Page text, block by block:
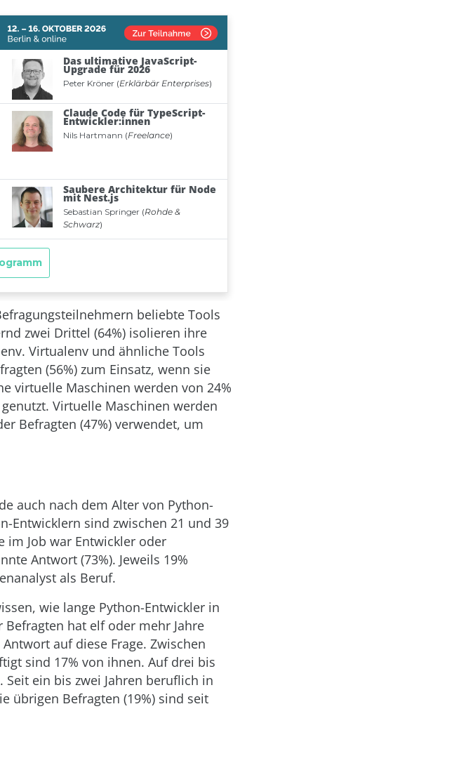
beliebte Tools
zwei Drittel (64%) isolieren ihre
Virtualenv und ähnliche Tools
(56%) zum Einsatz, wenn sie
virtuelle Maschinen werden von 24%
Virtuelle Maschinen werden
Befragten (47%) verwendet, um
auch nach dem Alter von Python-
Entwicklern sind zwischen 21 und 39
im Job war Entwickler oder
Antwort (73%). Jeweils 19%
als Beruf.
wie lange Python-Entwickler in
hat elf oder mehr Jahre
auf diese Frage. Zwischen
sind 17% von ihnen. Auf drei bis
ein bis zwei Jahren beruflich in
übrigen Befragten (19%) sind seit